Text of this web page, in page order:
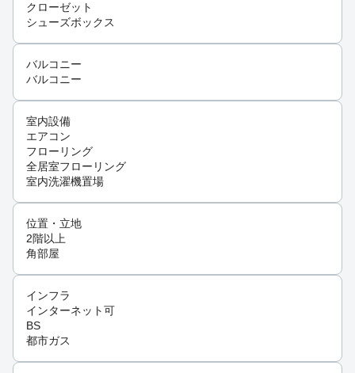
クローゼット
シューズボックス
バルコニー
バルコニー
室内設備
エアコン
フローリング
全居室フローリング
室内洗濯機置場
位置・立地
2階以上
角部屋
インフラ
インターネット可
BS
都市ガス